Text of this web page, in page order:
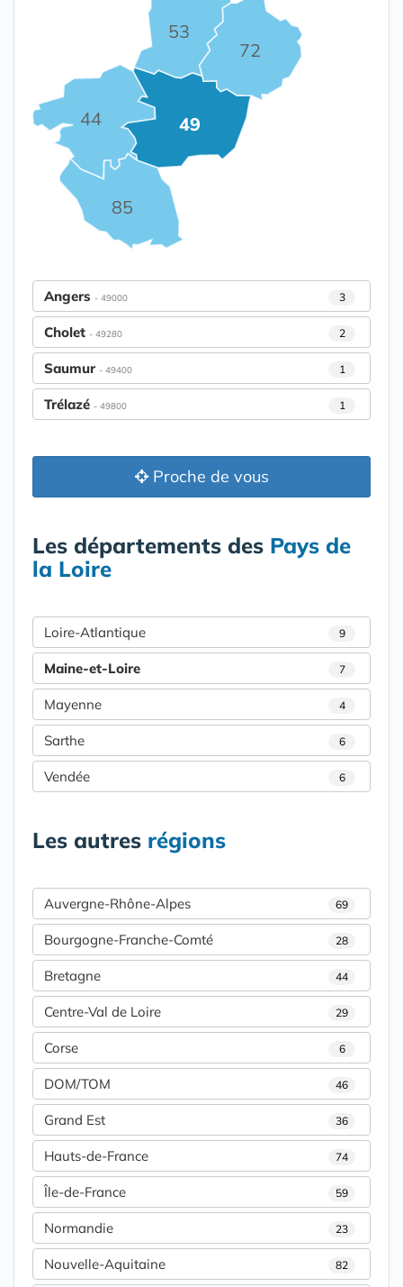
44 49
53
72
85
Angers - 49000 3
Cholet - 49280 2
Saumur - 49400 1
Trélazé - 49800 1
Proche de vous
Les départements des Pays de
la Loire
Loire-Atlantique 9
Maine-et-Loire 7
Mayenne 4
Sarthe 6
Vendée 6
Les autres régions
Auvergne-Rhône-Alpes 69
Bourgogne-Franche-Comté 28
Bretagne 44
Centre-Val de Loire 29
Corse 6
DOM/TOM 46
Grand Est 36
Hauts-de-France 74
Île-de-France 59
Normandie 23
Nouvelle-Aquitaine 82